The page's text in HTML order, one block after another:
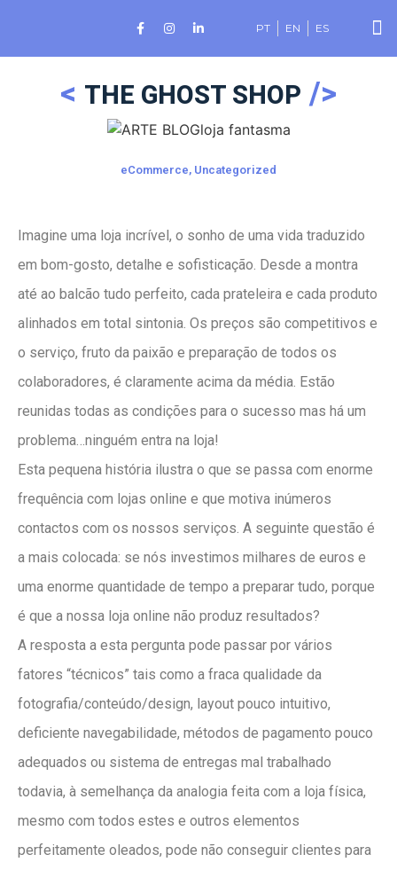
PT EN ES
THE GHOST SHOP
eCommerce, Uncategorized
Imagine uma loja incrível, o sonho de uma vida traduzido
em bom-gosto, detalhe e sofisticação. Desde a montra
até ao balcão tudo perfeito, cada prateleira e cada produto
alinhados em total sintonia. Os preços são competitivos e
o serviço, fruto da paixão e preparação de todos os
colaboradores, é claramente acima da média. Estão
reunidas todas as condições para o sucesso mas há um
problema…ninguém entra na loja!
Esta pequena história ilustra o que se passa com enorme
frequência com lojas online e que motiva inúmeros
contactos com os nossos serviços. A seguinte questão é
a mais colocada: se nós investimos milhares de euros e
uma enorme quantidade de tempo a preparar tudo, porque
é que a nossa loja online não produz resultados?
A resposta a esta pergunta pode passar por vários
fatores “técnicos” tais como a fraca qualidade da
fotografia/conteúdo/design, layout pouco intuitivo,
deficiente navegabilidade, métodos de pagamento pouco
adequados ou sistema de entregas mal trabalhado
todavia, à semelhança da analogia feita com a loja física,
mesmo com todos estes e outros elementos
perfeitamente oleados, pode não conseguir clientes para